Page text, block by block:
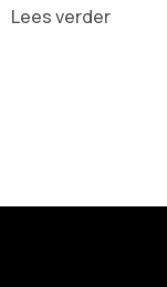
Lees verder